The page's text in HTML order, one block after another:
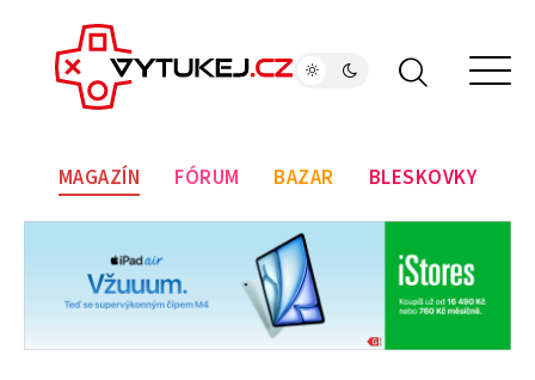
MAGAZÍN FÓRUM BAZAR BLESKOVKY